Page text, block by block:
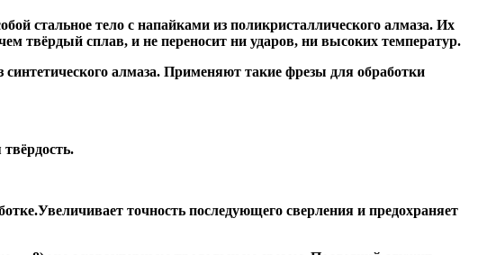
стальное тело с напайками из поликристаллического алмаза. Их
твёрдый сплав, и не переносит ни ударов, ни высоких температур.
алмаза. Применяют такие фрезы для обработки
точность последующего сверления и предохраняет